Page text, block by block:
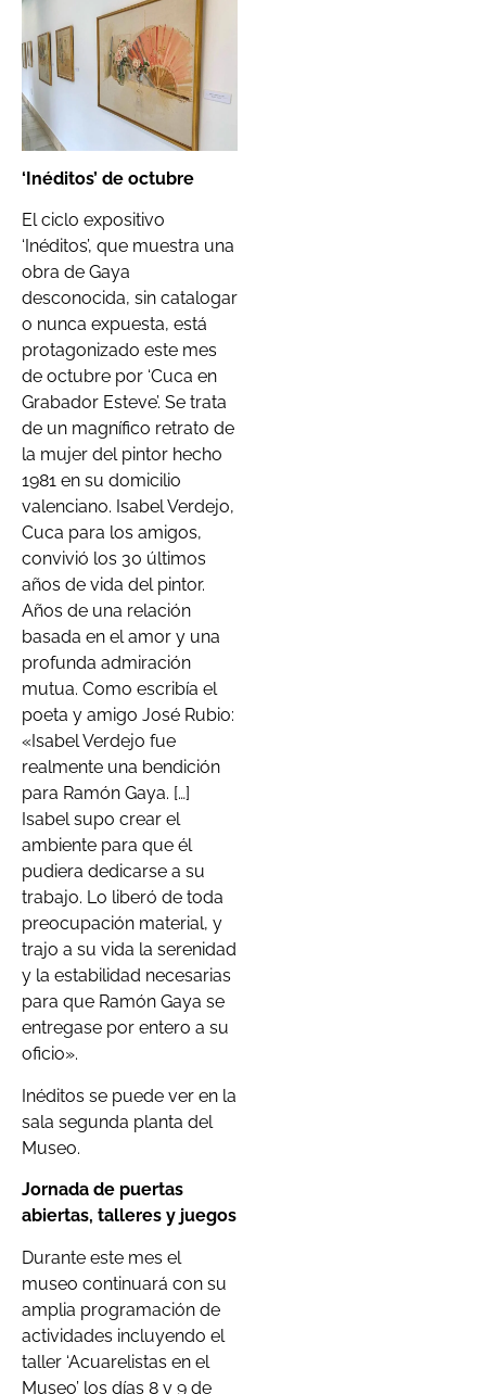
‘Inéditos’ de octubre
El ciclo expositivo
‘Inéditos’, que muestra una
obra de Gaya
desconocida, sin catalogar
o nunca expuesta, está
protagonizado este mes
de octubre por ‘Cuca en
Grabador Esteve’. Se trata
de un magnífico retrato de
la mujer del pintor hecho
1981 en su domicilio
valenciano. Isabel Verdejo,
Cuca para los amigos,
convivió los 30 últimos
años de vida del pintor.
Años de una relación
basada en el amor y una
profunda admiración
mutua. Como escribía el
poeta y amigo José Rubio:
«Isabel Verdejo fue
realmente una bendición
para Ramón Gaya. […]
Isabel supo crear el
ambiente para que él
pudiera dedicarse a su
trabajo. Lo liberó de toda
preocupación material, y
trajo a su vida la serenidad
y la estabilidad necesarias
para que Ramón Gaya se
entregase por entero a su
oficio».
Inéditos se puede ver en la
sala segunda planta del
Museo.
Jornada de puertas
abiertas, talleres y juegos
Durante este mes el
museo continuará con su
amplia programación de
actividades incluyendo el
taller ‘Acuarelistas en el
Museo’ los días 8 y 9 de